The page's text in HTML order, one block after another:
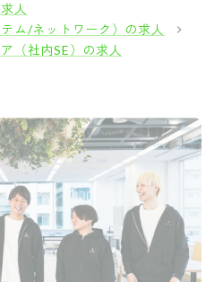
人
ム/ネットワーク）の求人
（社内SE）の求人
バシーポリシーセキュリティポリシー
くある質問 サイトマップ Green Identity